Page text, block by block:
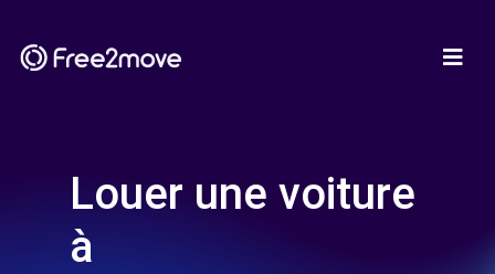
Louer une voiture
à